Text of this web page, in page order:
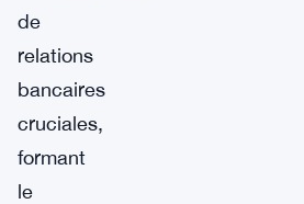
de
relations
bancaires
cruciales,
formant
le